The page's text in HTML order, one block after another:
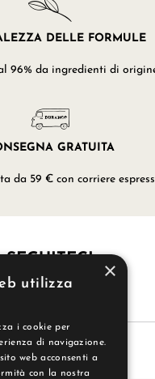
DELLE FORMULE
96% da ingredienti di
GRATUITA
da 59 € con corriere
SEGUITECI ×
utilizza
i cookie per
di navigazione.
web acconsenti a
con la nostra